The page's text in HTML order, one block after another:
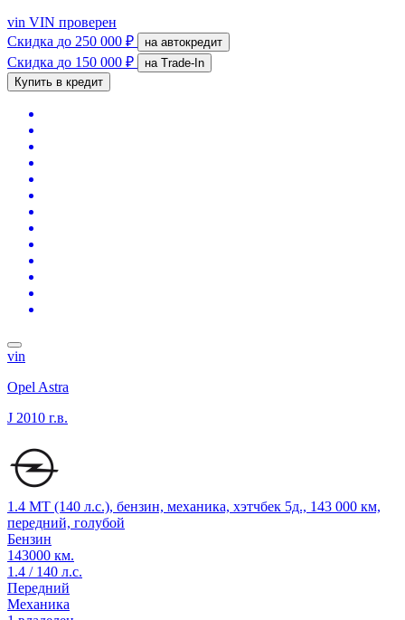
vin VIN проверен
Скидка до 250 000 ₽ на автокредит
Скидка до 150 000 ₽
на Trade-In
Купить в кредит
vin
Opel Astra
J 2010 г.в.
1.4 MT (140 л.с.), бензин, механика, хэтчбек 5д., 143 000 км,
передний, голубой
Бензин
143000 км.
1.4 / 140 л.с.
Передний
Механика